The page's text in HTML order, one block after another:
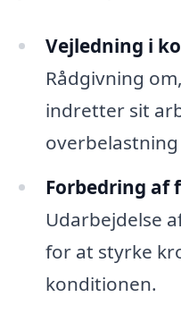
Vejledning i
Rådgivning
indretter sit
overbelastning
Forbedring af
Udarbejdelse
for at styrke
konditionen.